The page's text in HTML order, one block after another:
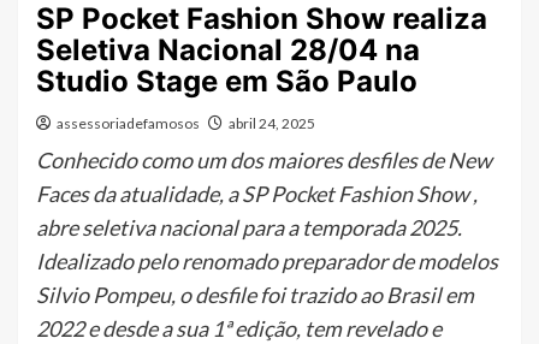
SP Pocket Fashion Show realiza
Seletiva Nacional 28/04 na
Studio Stage em São Paulo
assessoriadefamosos abril 24, 2025
Conhecido como um dos maiores desfiles de New
Faces da atualidade, a SP Pocket Fashion Show ,
abre seletiva nacional para a temporada 2025.
Idealizado pelo renomado preparador de modelos
Silvio Pompeu, o desfile foi trazido ao Brasil em
2022 e desde a sua 1ª edição, tem revelado e